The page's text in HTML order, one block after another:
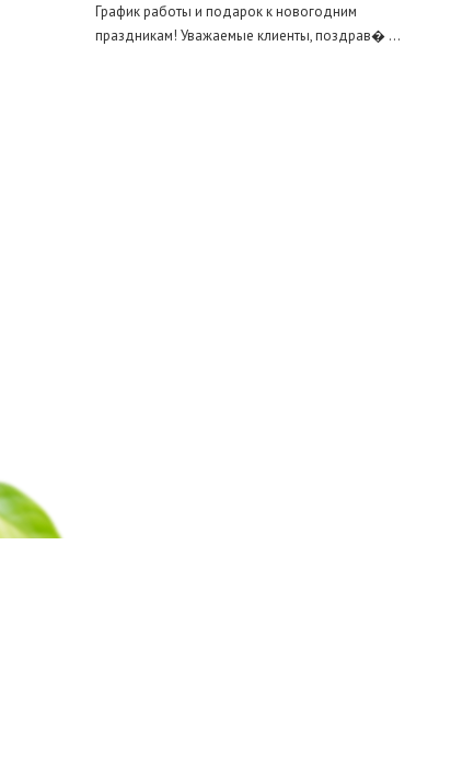
График работы и подарок к новогодним
праздникам! Уважаемые клиенты, поздрав� ...